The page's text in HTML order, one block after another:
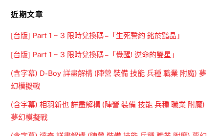
近期文章
[台版] Part 1 ~ 3 限時兌換碼 –「生死誓約 銘於黯晶」
[台版] Part 1 ~ 3 限時兌換碼 –「覺醒! 逆命的雙星」
(含字幕) D-Boy 詳盡解構 (陣營 裝備 技能 兵種 職業 附魔) 夢
幻模擬戰
(含字幕) 相羽新也 詳盡解構 (陣營 裝備 技能 兵種 職業 附魔)
夢幻模擬戰